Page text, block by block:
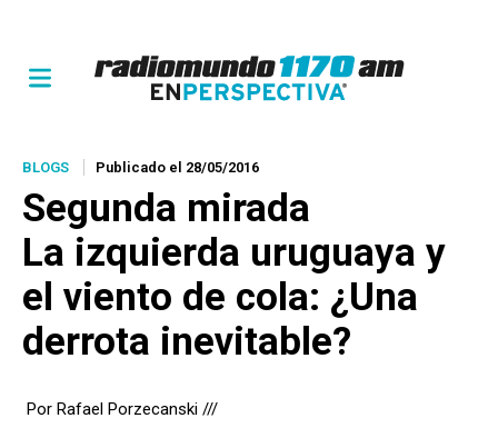
BLOGS Publicado el 28/05/2016
Segunda mirada
La izquierda uruguaya y
el viento de cola: ¿Una
derrota inevitable?
Por Rafael Porzecanski ///